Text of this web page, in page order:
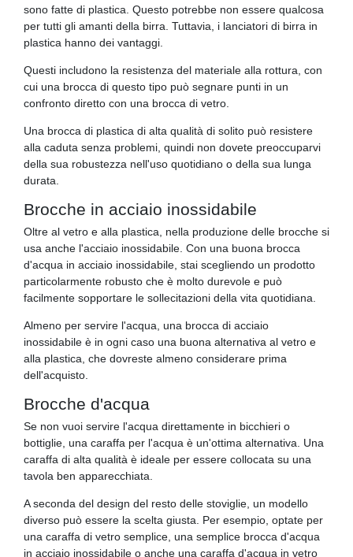
sono fatte di plastica. Questo potrebbe non essere qualcosa
per tutti gli amanti della birra. Tuttavia, i lanciatori di birra in
plastica hanno dei vantaggi.
Questi includono la resistenza del materiale alla rottura, con
cui una brocca di questo tipo può segnare punti in un
confronto diretto con una brocca di vetro.
Una brocca di plastica di alta qualità di solito può resistere
alla caduta senza problemi, quindi non dovete preoccuparvi
della sua robustezza nell'uso quotidiano o della sua lunga
durata.
Brocche in acciaio inossidabile
Oltre al vetro e alla plastica, nella produzione delle brocche si
usa anche l'acciaio inossidabile. Con una buona brocca
d'acqua in acciaio inossidabile, stai scegliendo un prodotto
particolarmente robusto che è molto durevole e può
facilmente sopportare le sollecitazioni della vita quotidiana.
Almeno per servire l'acqua, una brocca di acciaio
inossidabile è in ogni caso una buona alternativa al vetro e
alla plastica, che dovreste almeno considerare prima
dell'acquisto.
Brocche d'acqua
Se non vuoi servire l'acqua direttamente in bicchieri o
bottiglie, una caraffa per l'acqua è un'ottima alternativa. Una
caraffa di alta qualità è ideale per essere collocata su una
tavola ben apparecchiata.
A seconda del design del resto delle stoviglie, un modello
diverso può essere la scelta giusta. Per esempio, optate per
una caraffa di vetro semplice, una semplice brocca d'acqua
in acciaio inossidabile o anche una caraffa d'acqua in vetro